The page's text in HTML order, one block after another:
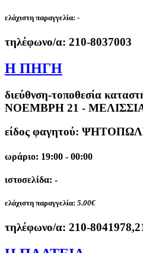
ελάχιστη παραγγελία: -
τηλέφωνο/α: 210-8037003
Η ΠΗΓΗ
διεύθνση-τοποθεσία
ΝΟΕΜΒΡΗ 21 -
είδος φαγητού:
ωράριο: 19:00 - 00:00
ιστοσελίδα: -
ελάχιστη παραγγελία: 5.00€
τηλέφωνο/α: 210-